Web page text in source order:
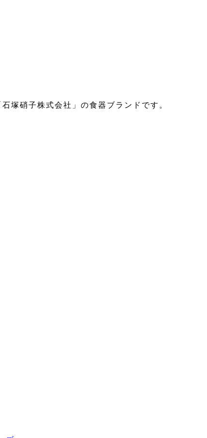
塚硝子株式会社」の食器ブランドです。